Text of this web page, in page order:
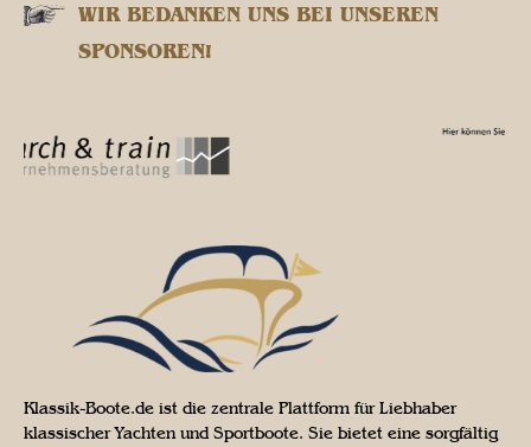
WIR BEDANKEN UNS BEI UNSEREN
SPONSOREN!
Klassik-Boote.de ist die zentrale Plattform für Liebhaber
klassischer Yachten und Sportboote. Sie bietet eine sorgfältig